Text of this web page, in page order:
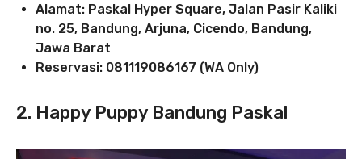
Alamat: Paskal Hyper Square, Jalan Pasir Kaliki
no. 25, Bandung, Arjuna, Cicendo, Bandung,
Jawa Barat
Reservasi: 081119086167 (WA Only)
2. Happy Puppy Bandung Paskal